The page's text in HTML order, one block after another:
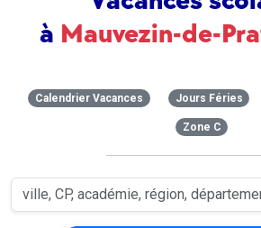
à Mauvezin-de-
Calendrier Vacances Jours Féries
Zone C